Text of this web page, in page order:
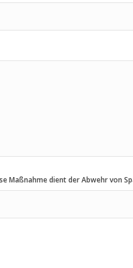
Maßnahme dient der Abwehr von